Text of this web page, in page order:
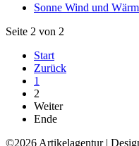
Sonne Wind und
Seite 2 von 2
Start
Zurück
1
2
Weiter
Ende
©2026 Artikelagentur |